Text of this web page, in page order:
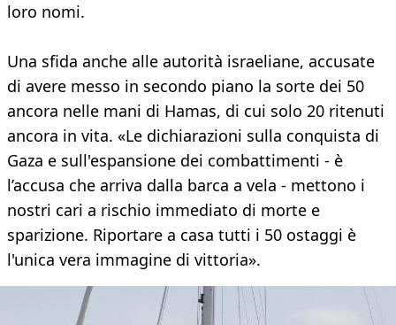
loro nomi.
Una sfida anche alle autorità israeliane, accusate
di avere messo in secondo piano la sorte dei 50
ancora nelle mani di Hamas, di cui solo 20 ritenuti
ancora in vita. «Le dichiarazioni sulla conquista di
Gaza e sull'espansione dei combattimenti - è
l’accusa che arriva dalla barca a vela - mettono i
nostri cari a rischio immediato di morte e
sparizione. Riportare a casa tutti i 50 ostaggi è
l'unica vera immagine di vittoria».